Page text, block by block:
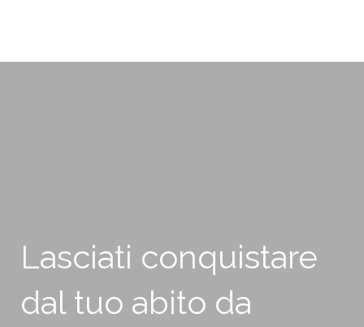
Lasciati conquistare
dal tuo abito da